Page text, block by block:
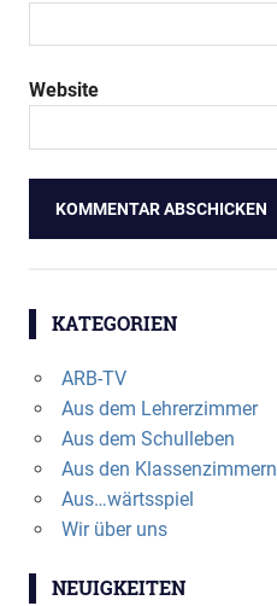
Website
KATEGORIEN
ARB-TV
Aus dem Lehrerzimmer
Aus dem Schulleben
Aus den Klassenzimmern
Aus…wärtsspiel
Wir über uns
NEUIGKEITEN